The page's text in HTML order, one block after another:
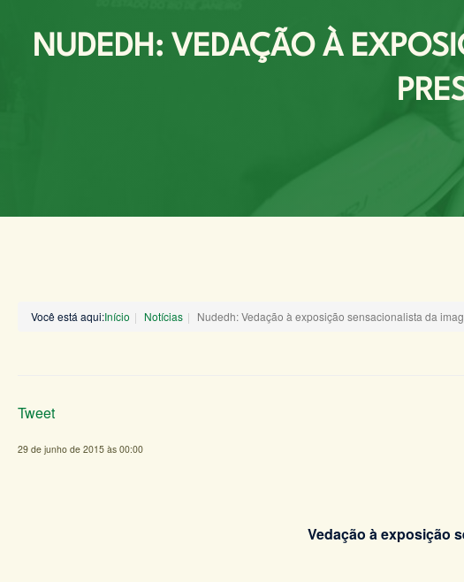
NUDEDH: VEDAÇÃO À
Você está aqui:Início Notícias Nudedh: Vedação à exposição sensacionalista da
Tweet
29 de junho de 2015 às 00:00
Vedação à exposição